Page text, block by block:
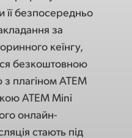
її безпосередньо
за
кеїнгу,
безкоштовною
плагіном ATEM
ATEM Mini
онлайн-
стають під